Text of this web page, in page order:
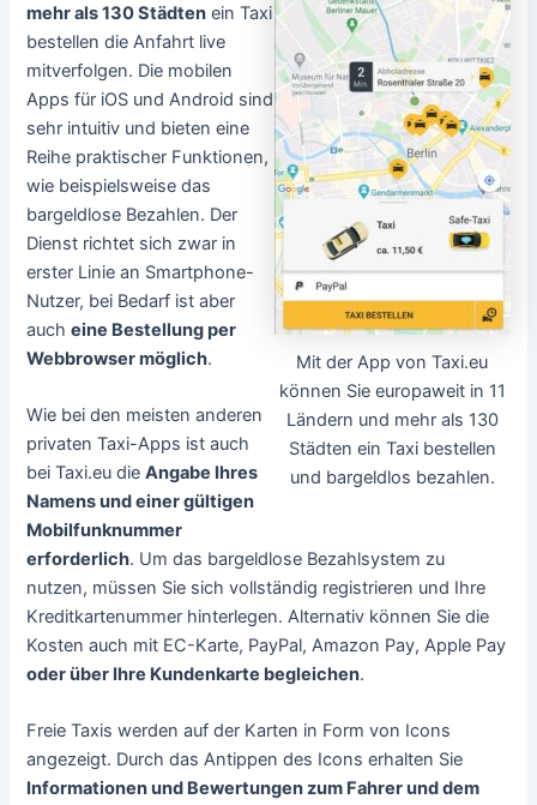
Mit der App von Taxi.eu
können Sie europaweit in 11
Ländern und mehr als 130
Städten ein Taxi bestellen
und bargeldlos bezahlen.
mehr als 130 Städten ein Taxi
bestellen die Anfahrt live
mitverfolgen. Die mobilen
Apps für iOS und Android sind
sehr intuitiv und bieten eine
Reihe praktischer Funktionen,
wie beispielsweise das
bargeldlose Bezahlen. Der
Dienst richtet sich zwar in
erster Linie an Smartphone-
Nutzer, bei Bedarf ist aber
aucheine Bestellung per
Webbrowser möglich.
Wie bei den meisten anderen
privaten Taxi-Apps ist auch
bei Taxi.eu dieAngabe Ihres
Namens und einer gültigen
Mobilfunknummer
erforderlich. Um das bargeldlose Bezahlsystem zu
nutzen, müssen Sie sich vollständig registrieren und Ihre
Kreditkartenummer hinterlegen. Alternativ können Sie die
Kosten auch mit EC-Karte, PayPal, Amazon Pay, Apple Pay
oder über Ihre Kundenkarte begleichen.
Freie Taxis werden auf der Karten in Form von Icons
angezeigt. Durch das Antippen des Icons erhalten Sie
Informationen und Bewertungen zum Fahrer und dem